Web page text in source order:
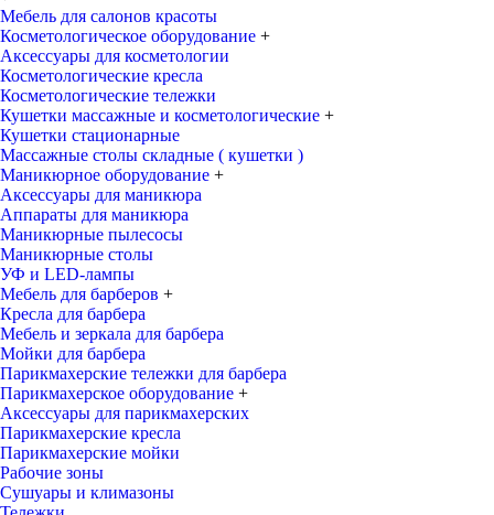
Мебель для салонов красоты
Косметологическое оборудование +
Аксессуары для косметологии
Косметологические кресла
Косметологические тележки
Кушетки массажные и косметологические +
Кушетки стационарные
Массажные столы складные ( кушетки )
Маникюрное оборудование +
Аксессуары для маникюра
Аппараты для маникюра
Маникюрные пылесосы
Маникюрные столы
УФ и LED-лампы
Мебель для барберов +
Кресла для барбера
Мебель и зеркала для барбера
Мойки для барбера
Парикмахерские тележки для барбера
Парикмахерское оборудование +
Аксессуары для парикмахерских
Парикмахерские кресла
Парикмахерские мойки
Рабочие зоны
Сушуары и климазоны